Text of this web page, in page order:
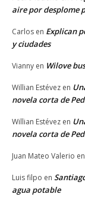
aire por desplome
Carlos en Explican
y ciudades
Vianny en Wilove
Willian Estévez en
novela corta de
Willian Estévez en
novela corta de
Juan Mateo Valerio en
Luis filpo en
agua potable